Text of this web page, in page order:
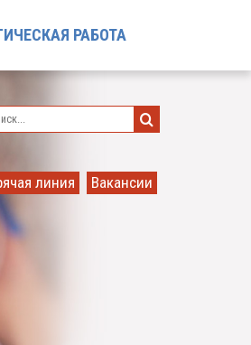
РАБОТА
линия Вакансии